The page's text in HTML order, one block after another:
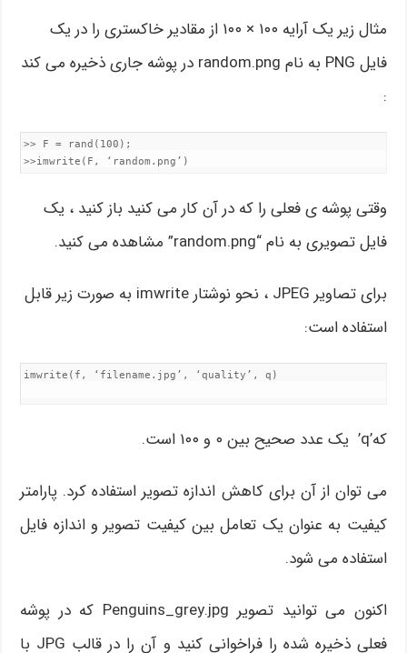
مثال زیر یک آرایه ۱۰۰ × ۱۰۰ از مقادیر خاکستری را در یک
فایل PNG به نام random.png در پوشه جاری ذخیره می کند
:
>> F = rand(100);
>>imwrite(F, ‘random.png’)
وقتی پوشه ی فعلی را که در آن کار می کنید باز کنید ، یک
فایل تصویری به نام “random.png” مشاهده می کنید.
برای تصاویر JPEG ، نحو نوشتار imwrite به صورت زیر قابل
استفاده است:
imwrite(f, ‘filename.jpg’, ‘quality’, q)
که’q’ یک عدد صحیح بین ۰ و ۱۰۰ است.
می توان از آن برای کاهش اندازه تصویر استفاده کرد. پارامتر
کیفیت به عنوان یک تعامل بین کیفیت تصویر و اندازه فایل
استفاده می شود.
اکنون می توانید تصویر Penguins_grey.jpg که در پوشه
فعلی ذخیره شده را فراخوانی کنید و آن را در قالب JPG با